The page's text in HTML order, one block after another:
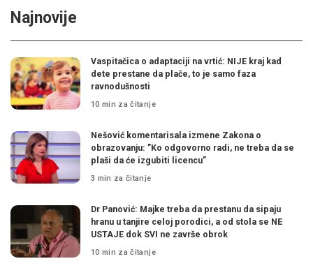
Najnovije
Vaspitačica o adaptaciji na vrtić: NIJE kraj kad
dete prestane da plače, to je samo faza
ravnodušnosti
10 min za čitanje
Nešović komentarisala izmene Zakona o
obrazovanju: ”Ko odgovorno radi, ne treba da se
plaši da će izgubiti licencu”
3 min za čitanje
Dr Panović: Majke treba da prestanu da sipaju
hranu u tanjire celoj porodici, a od stola se NE
USTAJE dok SVI ne završe obrok
10 min za čitanje